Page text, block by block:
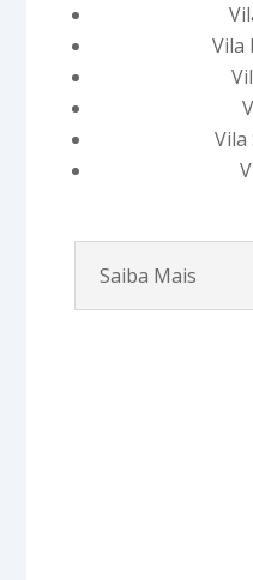
Vila
Vila
Saiba Mais